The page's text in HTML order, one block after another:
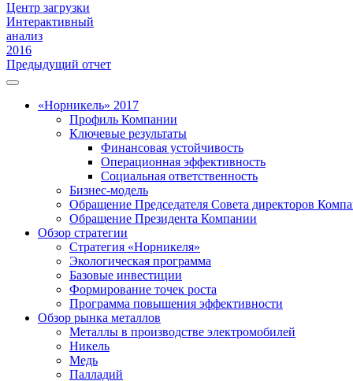
Центр загрузки
Интерактивный
анализ
2016
Предыдущий отчет
«Норникель» 2017
Профиль Компании
Ключевые результаты
Финансовая устойчивость
Операционная эффективность
Социальная ответственность
Бизнес-модель
Обращение Председателя Совета директоров
Обращение Президента Компании
Обзор стратегии
Стратегия «Норникеля»
Экологическая программа
Базовые инвестиции
Формирование точек роста
Программа повышения эффективности
Обзор рынка металлов
Металлы в производстве электромобилей
Никель
Медь
Палладий